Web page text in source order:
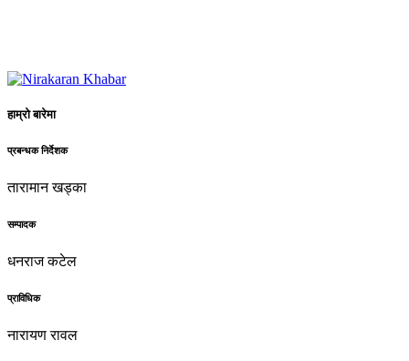
हाम्रो बारेमा
प्रबन्धक निर्देशक
तारामान खड्का
सम्पादक
धनराज कटेल
प्राविधिक
नारायण रावल